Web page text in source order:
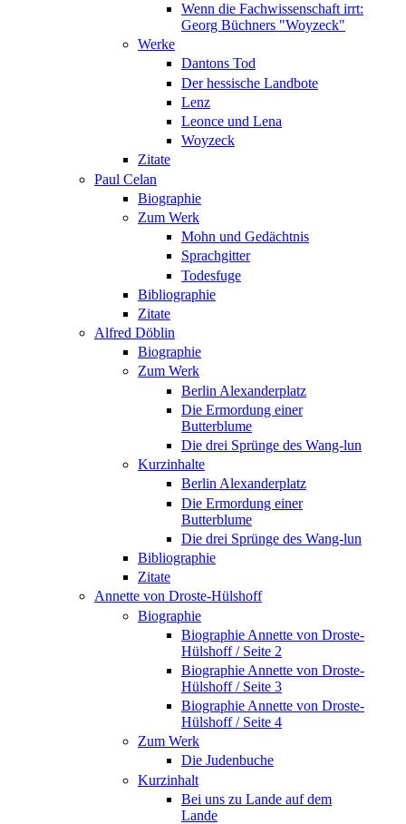
Wenn die Fachwissenschaft irrt:
Georg Büchners "Woyzeck"
Werke
Dantons Tod
Der hessische Landbote
Lenz
Leonce und Lena
Woyzeck
Zitate
Paul Celan
Biographie
Zum Werk
Mohn und Gedächtnis
Sprachgitter
Todesfuge
Bibliographie
Zitate
Alfred Döblin
Biographie
Zum Werk
Berlin Alexanderplatz
Die Ermordung einer
Butterblume
Die drei Sprünge des Wang-lun
Kurzinhalte
Berlin Alexanderplatz
Die Ermordung einer
Butterblume
Die drei Sprünge des Wang-lun
Bibliographie
Zitate
Annette von Droste-Hülshoff
Biographie
Biographie Annette von Droste-
Hülshoff / Seite 2
Biographie Annette von Droste-
Hülshoff / Seite 3
Biographie Annette von Droste-
Hülshoff / Seite 4
Zum Werk
Die Judenbuche
Kurzinhalt
Bei uns zu Lande auf dem
Lande